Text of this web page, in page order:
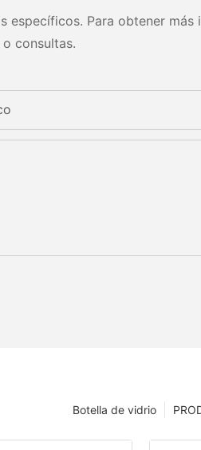
específicos. Para obtener más
consultas.
Botella de vidrio